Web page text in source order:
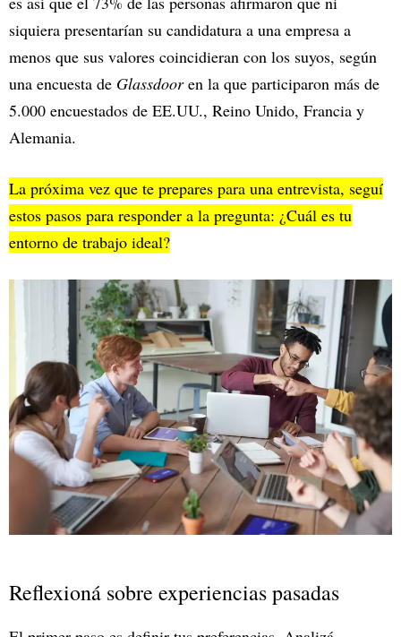
siquiera presentarían su candidatura a una empresa a
menos que sus valores coincidieran con los suyos, según
una encuesta de Glassdooren la que participaron más de
5.000 encuestados de EE.UU., Reino Unido, Francia y
Alemania.
La próxima vez que te prepares para una entrevista, seguí
estos pasos para responder a la pregunta: ¿Cuál es tu
entorno de trabajo ideal?
Reflexioná sobre experiencias pasadas